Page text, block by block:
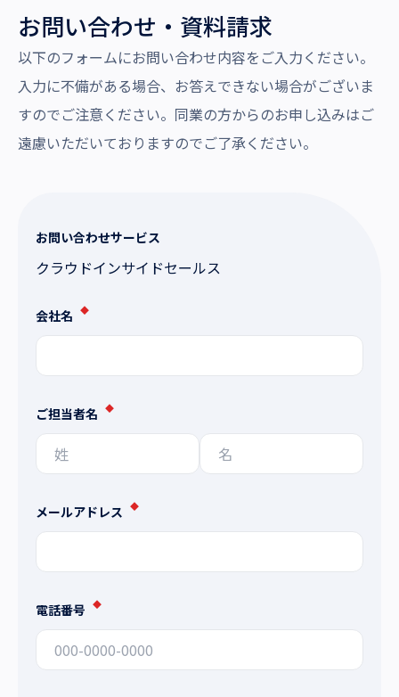
お問い合わせ・資料請求
以下のフォームにお問い合わせ内容をご入力ください。
入力に不備がある場合、お答えできない場合がございま
すのでご注意ください。同業の方からのお申し込みはご
遠慮いただいておりますのでご了承ください。
お問い合わせサービス
クラウドインサイドセールス
会社名 ◆
ご担当者名 ◆
メールアドレス ◆
電話番号 ◆